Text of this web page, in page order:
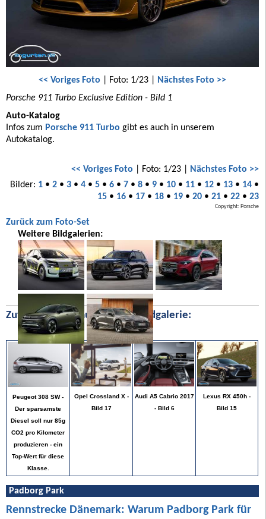
<< Voriges Foto | Foto: 1/23 | Nächstes Foto >>
Porsche 911 Turbo Exclusive Edition - Bild 1
Auto-Katalog
Infos zum Porsche 911 Turbo gibt es auch in unserem
Autokatalog.
<< Voriges Foto | Foto: 1/23 | Nächstes Foto >>
Bilder: 1• 2• 3• 4• 5• 6• 7• 8• 9• 10• 11• 12• 13• 14•
15• 16• 17• 18• 19• 20• 21• 22• 23
Copyright: Porsche
Zurück zum Foto-Set
Weitere Bildgalerien:
Zufällige Bilder aus unserer Bildgalerie:
Peugeot 308 SW -
Der sparsamste
Diesel soll nur 85g
CO2 pro Kilometer
produzieren - ein
Top-Wert für diese
Klasse.
Opel Crossland X -
Bild 17
Audi A5 Cabrio 2017
- Bild 6
Lexus RX 450h -
Bild 15
Padborg Park
Rennstrecke Dänemark: Warum Padborg Park für